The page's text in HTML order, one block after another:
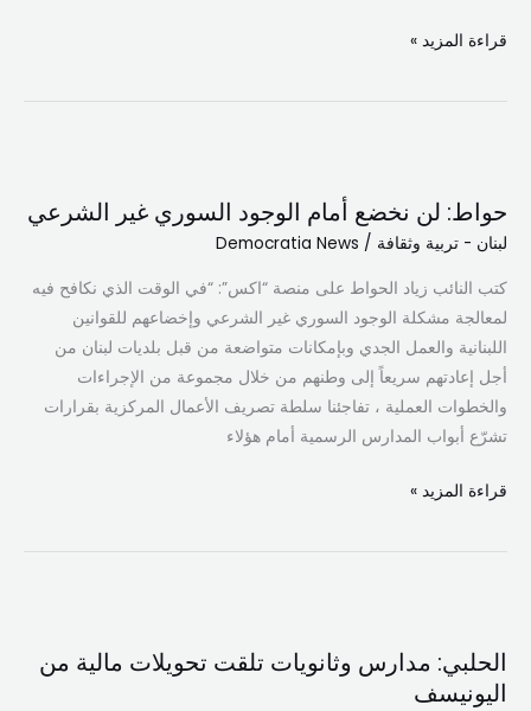
قراءة المزيد »
حواط: لن نخضع أمام الوجود السوري غير الشرعي
لبنان - تربية وثقافة /
Democratia News
كتب النائب زياد الحواط على منصة “اكس”: “في الوقت الذي نكافح فيه
لمعالجة مشكلة الوجود السوري غير الشرعي وإخضاعهم للقوانين
اللبنانية والعمل الجدي وبإمكانات متواضعة من قبل بلديات لبنان من
أجل إعادتهم سريعاً إلى وطنهم من خلال مجموعة من الإجراءات
والخطوات العملية ، تفاجئنا سلطة تصريف الأعمال المركزية بقرارات
تشرّع أبواب المدارس الرسمية أمام هؤلاء
نخضع
أمام
الشرعي
قراءة المزيد »
الحلبي: مدارس وثانويات تلقت تحويلات مالية من
اليونيسف
وثانويات
تلقت